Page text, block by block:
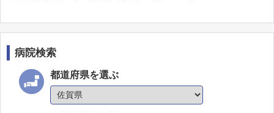
病院検索
都道府県を選ぶ